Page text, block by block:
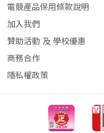
電競產品保用條款說明
加入我們
贊助活動 及 學校優惠
商務合作
隱私權政策